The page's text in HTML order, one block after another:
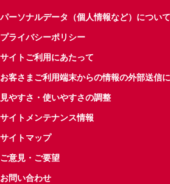
パーソナルデータ（個人情報など）について
プライバシーポリシー
サイトご利用にあたって
お客さまご利用端末からの情報の外部送信
見やすさ・使いやすさの調整
サイトメンテナンス情報
サイトマップ
ご意見・ご要望
お問い合わせ